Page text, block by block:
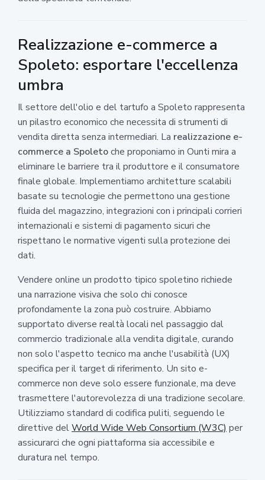
Realizzazione e-commerce a
Spoleto: esportare l'eccellenza
umbra
Il settore dell'olio e del tartufo a Spoleto rappresenta
un pilastro economico che necessita di strumenti di
vendita diretta senza intermediari. La realizzazione e-
commerce a Spoletoche proponiamo in Ounti mira a
eliminare le barriere tra il produttore e il consumatore
finale globale. Implementiamo architetture scalabili
basate su tecnologie che permettono una gestione
fluida del magazzino, integrazioni con i principali corrieri
internazionali e sistemi di pagamento sicuri che
rispettano le normative vigenti sulla protezione dei
dati.
Vendere online un prodotto tipico spoletino richiede
una narrazione visiva che solo chi conosce
profondamente la zona può costruire. Abbiamo
supportato diverse realtà locali nel passaggio dal
commercio tradizionale alla vendita digitale, curando
non solo l'aspetto tecnico ma anche l'usabilità (UX)
specifica per il target di riferimento. Un sito e-
commerce non deve solo essere funzionale, ma deve
trasmettere l'autorevolezza di una tradizione secolare.
Utilizziamo standard di codifica puliti, seguendo le
direttive delWorld Wide Web Consortium (W3C) per
assicurarci che ogni piattaforma sia accessibile e
duratura nel tempo.